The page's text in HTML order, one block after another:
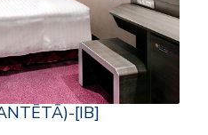
[IB]